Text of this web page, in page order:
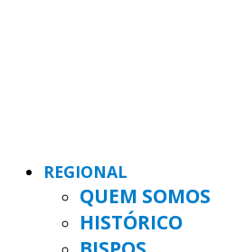
REGIONAL
QUEM SOMOS
HISTÓRICO